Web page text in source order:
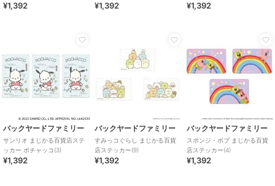
¥1,392 ¥1,392 ¥1,392
バックヤードファミリー
サンリオ まじかる百貨店ステ
ッカー ポチャッコ(3)
¥1,392
バックヤードファミリー
すみっコぐらし まじかる百貨
店ステッカー(9)
¥1,392
バックヤードファミリー
スポンジ・ボブ まじかる百貨
店ステッカー(4)
¥1,392